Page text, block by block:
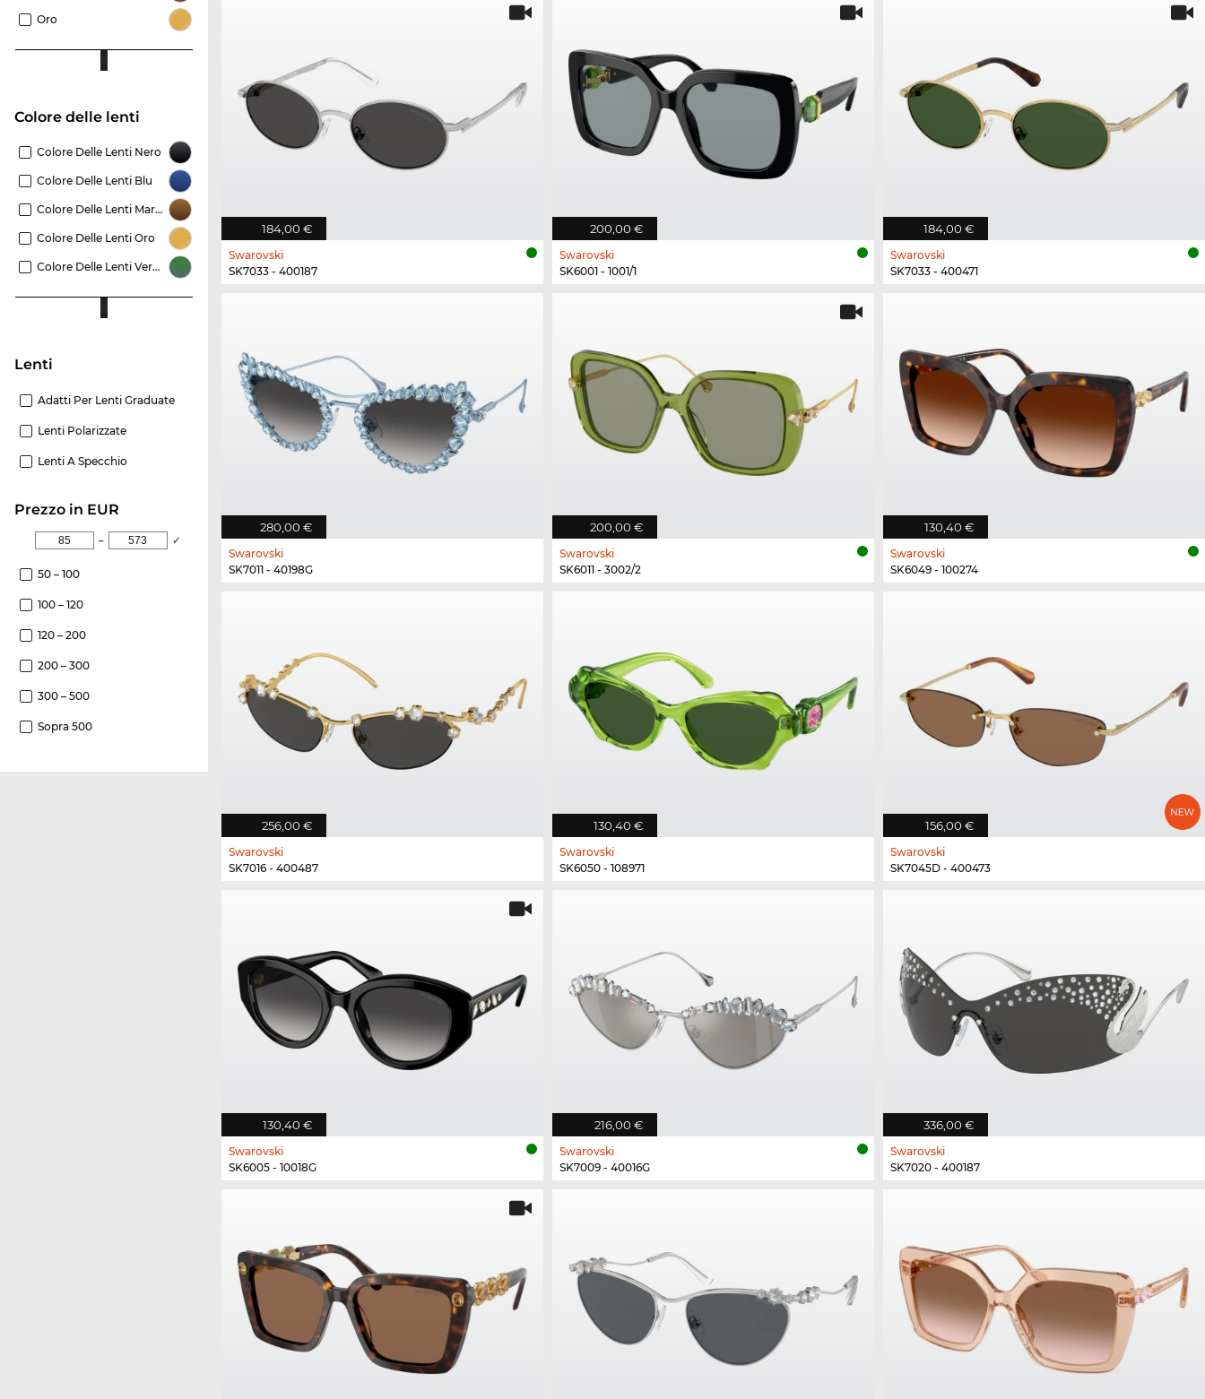
Oro
Colore delle lenti
Colore Delle Lenti Nero
Colore Delle Lenti Blu
Colore Delle Lenti Marrone
Colore Delle Lenti Oro
Colore Delle Lenti Verde
Lenti
Adatti Per Lenti Graduate
Lenti Polarizzate
Lenti A Specchio
Prezzo in EUR
– ✓
50 – 100
100 – 120
120 – 200
200 – 300
300 – 500
Sopra 500
184,00 €
Swarovski
SK7033 - 400187
200,00 €
Swarovski
SK6001 - 1001/1
184,00 €
Swarovski
SK7033 - 400471
280,00 €
Swarovski
SK7011 - 40198G
200,00 €
Swarovski
SK6011 - 3002/2
130,40 €
Swarovski
SK6049 - 100274
256,00 €
Swarovski
SK7016 - 400487
130,40 €
Swarovski
SK6050 - 108971
156,00 €
Swarovski
SK7045D - 400473
130,40 €
Swarovski
SK6005 - 10018G
216,00 €
Swarovski
SK7009 - 40016G
336,00 €
Swarovski
SK7020 - 400187